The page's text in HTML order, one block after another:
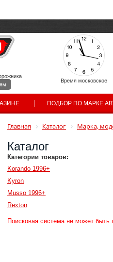
Время московское
ПОДБОР ПО МАРКЕ
Главная Каталог Марка,
Каталог
Категории товаров:
Korando 1996+
Kyron
Musso 1996+
Rexton
Поисковая система не может быть